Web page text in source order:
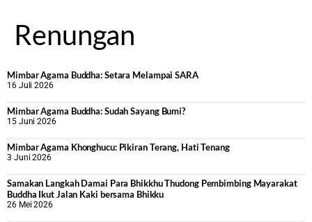
Renungan
Mimbar Agama Buddha: Setara Melampai SARA
16 Juli 2026
Mimbar Agama Buddha: Sudah Sayang Bumi?
15 Juni 2026
Mimbar Agama Khonghucu: Pikiran Terang, Hati Tenang
3 Juni 2026
Samakan Langkah Damai Para Bhikkhu Thudong Pembimbing Mayarakat
Buddha Ikut Jalan Kaki bersama Bhikku
26 Mei 2026